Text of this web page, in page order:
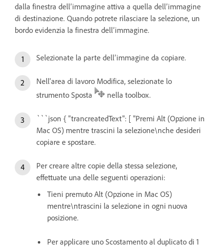
dalla finestra dell’immagine attiva a quella dell’immagine
di destinazione. Quando potrete rilasciare la selezione, un
bordo evidenzia la finestra dell’immagine.
Selezionate la parte dell’immagine da copiare.
Nell'area di lavoro Modifica, selezionate lo
strumento Sposta
nella toolbox.
```json { "trancreatedText": [ "Premi Alt (Opzione in
Mac OS) mentre trascini la selezione\nche desideri
copiare e spostare.
Per creare altre copie della stessa selezione,
effettuate una delle seguenti operazioni:
Tieni premuto Alt (Opzione in Mac OS)
mentre\ntrascini la selezione in ogni nuova
posizione.
Per applicare uno Scostamento al duplicato di 1